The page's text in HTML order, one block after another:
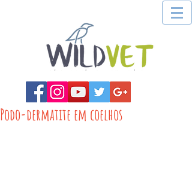
Podo-dermatite em coelhos